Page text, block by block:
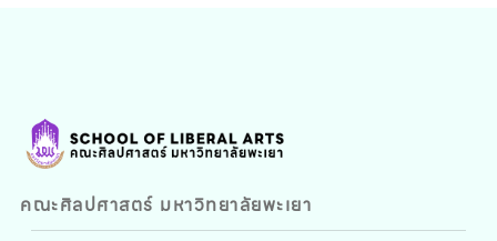
คณะศิลปศาสตร์ มหาวิทยาลัยพะเยา